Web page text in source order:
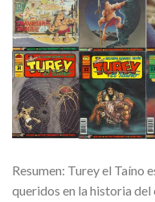
Resumen: Turey el Taíno
queridos en la historia